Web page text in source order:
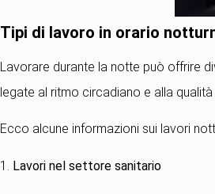
Tipi di lavoro in orario
Lavorare durante la notte può offrire
legate al ritmo circadiano e alla qualità
Ecco alcune informazioni sui lavori
1. Lavori nel settore sanitario